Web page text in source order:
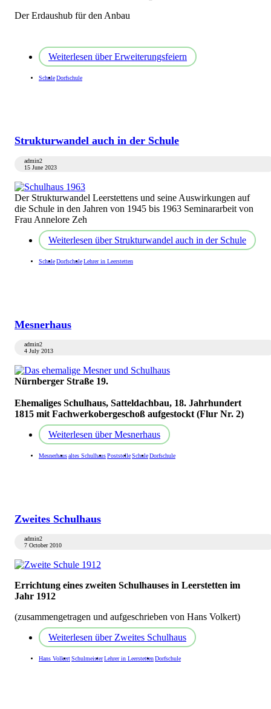
Der Erdaushub für den Anbau
Weiterlesen über Erweiterungsfeiern
SchuleDorfschule
Strukturwandel auch in der Schule
admin2
15 June 2023
Der Strukturwandel Leerstettens und seine Auswirkungen auf
die Schule in den Jahren von 1945 bis 1963 Seminararbeit von
Frau Annelore Zeh
Weiterlesen über Strukturwandel auch in der Schule
SchuleDorfschuleLehrer in Leerstetten
Mesnerhaus
admin2
4 July 2013
Nürnberger Straße 19.
Ehemaliges Schulhaus, Satteldachbau, 18. Jahrhundert
1815 mit Fachwerkobergeschoß aufgestockt (Flur Nr. 2)
Weiterlesen über Mesnerhaus
Mesnerhausaltes SchulhausPoststelleSchuleDorfschule
Zweites Schulhaus
admin2
7 October 2010
Errichtung eines zweiten Schulhauses in Leerstetten im
Jahr 1912
(zusammengetragen und aufgeschrieben von Hans Volkert)
Weiterlesen über Zweites Schulhaus
Hans VolkertSchulmeisterLehrer in LeerstettenDorfschule